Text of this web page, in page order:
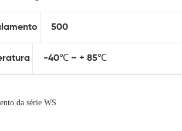
500
-40℃ ~ + 85℃
da série WS